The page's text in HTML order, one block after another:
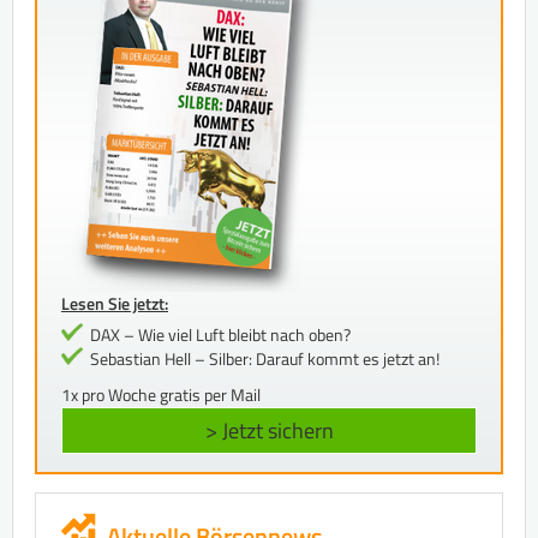
Lesen Sie jetzt:
DAX – Wie viel Luft bleibt nach oben?
Sebastian Hell – Silber: Darauf kommt es jetzt an!
1x pro Woche gratis per Mail
> Jetzt sichern